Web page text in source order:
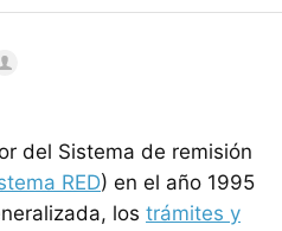
del Sistema de remisión
RED) en el año 1995
los trámites y